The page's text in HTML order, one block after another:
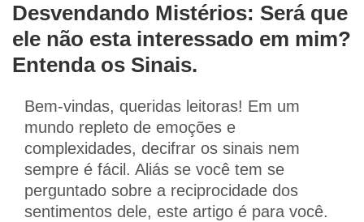
Desvendando Mistérios: Será que
ele não esta interessado em mim?
Entenda os Sinais.
Bem-vindas, queridas leitoras! Em um
mundo repleto de emoções e
complexidades, decifrar os sinais nem
sempre é fácil. Aliás se você tem se
perguntado sobre a reciprocidade dos
sentimentos dele, este artigo é para você.